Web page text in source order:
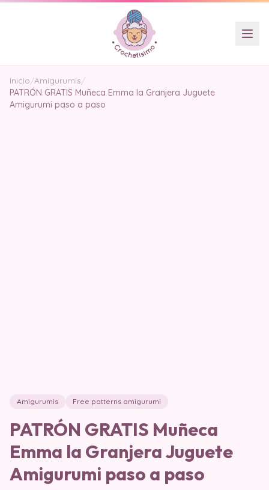
Inicio/Amigurumis/
PATRÓN GRATIS Muñeca Emma la Granjera Juguete
Amigurumi paso a paso
Amigurumis Free patterns amigurumi
PATRÓN GRATIS Muñeca
Emma la Granjera Juguete
Amigurumi paso a paso